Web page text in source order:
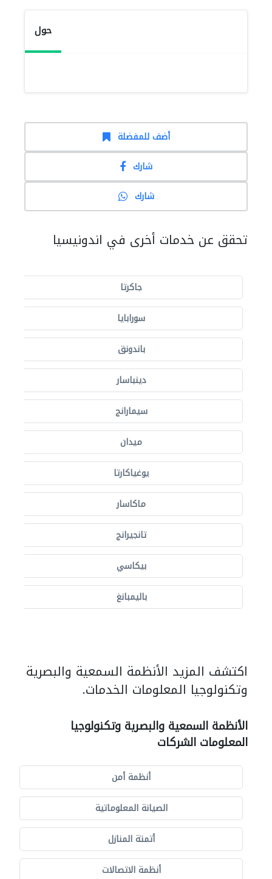
حول
أضف للمفضلة
شارك
شارك
تحقق عن خدمات أخرى في اندونيسيا
جاكرتا
سورابايا
باندونق
دينباسار
سيمارانج
ميدان
يوغياكارتا
ماكاسار
تانجيرانج
بيكاسي
باليمبانغ
اكتشف المزيد الأنظمة السمعية والبصرية
وتكنولوجيا المعلومات الخدمات.
الأنظمة السمعية والبصرية وتكنولوجيا
المعلومات الشركات
أنظمة أمن
الصيانة المعلوماتية
أتمتة المنازل
أنظمة الاتصالات